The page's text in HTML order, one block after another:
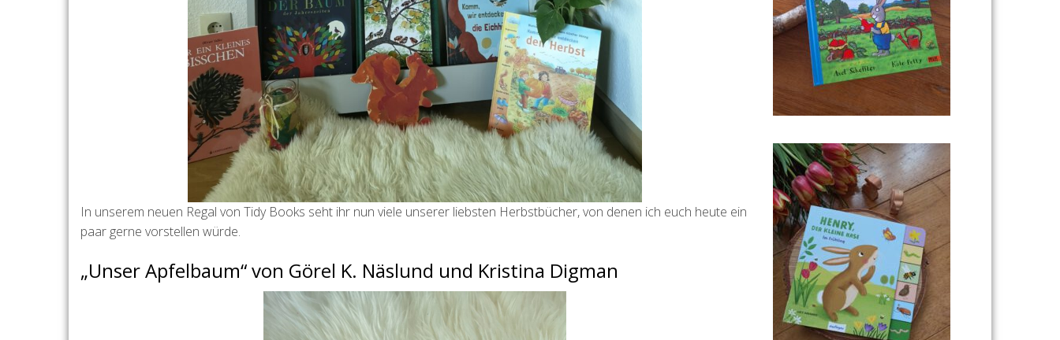
In unserem neuen Regal von Tidy Books seht ihr nun viele unserer liebsten Herbstbücher, von denen ich euch heute ein
paar gerne vorstellen würde.
„Unser Apfelbaum“ von Görel K. Näslund und Kristina Digman